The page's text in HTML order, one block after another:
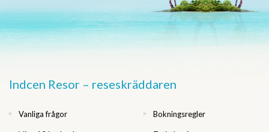
Indcen Resor – reseskräddaren
Vanliga frågor Bokningsregler